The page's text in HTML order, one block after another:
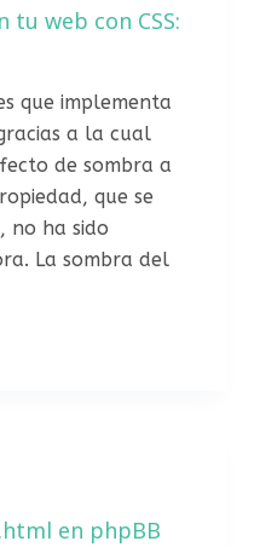
tu web con CSS:
que implementa
a la cual
de sombra a
que se
no ha sido
La sombra del
en phpBB